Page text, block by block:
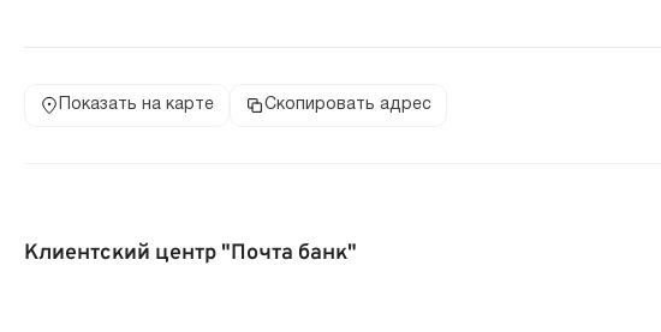
Показать на карте Скопировать адрес
Клиентский центр "Почта банк"